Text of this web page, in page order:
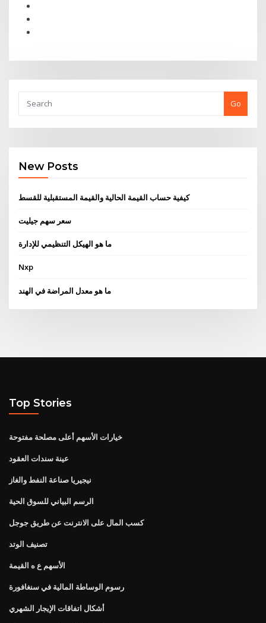
Go
New Posts
كيفية حساب القيمة الحالية والقيمة المستقبلية للقسط
سعر سهم جيليت
ما هو الهيكل التنظيمي للإدارة
Nxp
ما هو معدل المراضة في الهند
Top Stories
خيارات الأسهم أعلى مصلحة مفتوحة
عينة سندات العقود
نيجيريا صناعة النفط والغاز
الرسم البياني للسوق الحية
كسب المال على الانترنت عن طريق جوجل
تصنيف الوتد
الأسهم ع ه القيمة
رسوم الوساطة المالية في سنغافورة
أشكال اتفاقات الإيجار الشهري